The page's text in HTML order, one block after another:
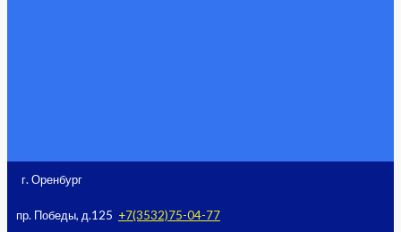
г. Оренбург
пр. Победы, д.125 +7(3532)75-04-77